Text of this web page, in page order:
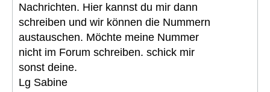
Nachrichten. Hier kannst du mir dann
schreiben und wir können die Nummern
austauschen. Möchte meine Nummer
nicht im Forum schreiben. schick mir
sonst deine.
Lg Sabine